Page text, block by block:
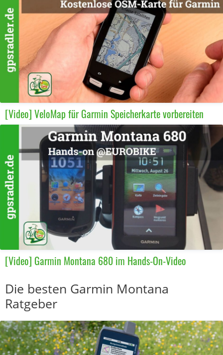
[Video] VeloMap für Garmin Speicherkarte vorbereiten
[Video] Garmin Montana 680 im Hands-On-Video
Die besten Garmin Montana
Ratgeber